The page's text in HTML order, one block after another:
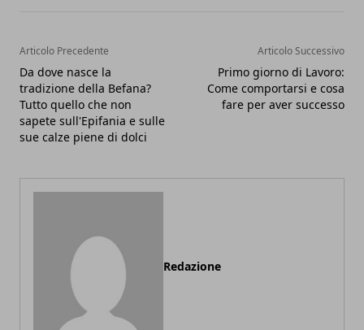
Articolo Precedente
Da dove nasce la
tradizione della Befana?
Tutto quello che non
sapete sull'Epifania e sulle
sue calze piene di dolci
Articolo Successivo
Primo giorno di Lavoro:
Come comportarsi e cosa
fare per aver successo
Redazione